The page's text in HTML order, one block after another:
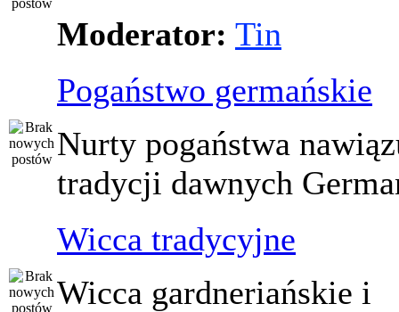
Moderator: Tin
Pogaństwo germańskie
Nurty pogaństwa
tradycji dawnych
Wicca tradycyjne
Wicca gardneriańskie i